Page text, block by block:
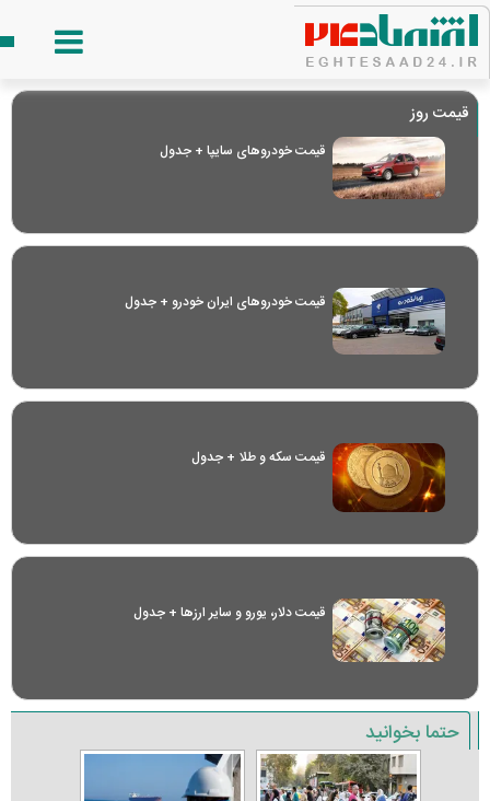
قیمت روز
قیمت خودرو‌های سایپا + جدول
قیمت خودرو‌های ایران خودرو + جدول
قیمت سکه و طلا + جدول
قیمت دلار، یورو و سایر ارز‌ها + جدول
حتما بخوانید